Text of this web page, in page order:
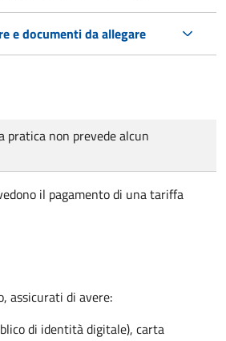
e documenti da allegare
pratica non prevede alcun
il pagamento di una tariffa
assicurati di avere:
di identità digitale), carta